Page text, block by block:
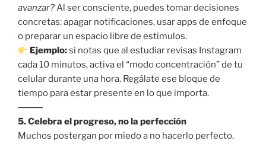
avanzar?Al ser consciente, puedes tomar decisiones
concretas: apagar notificaciones, usar apps de enfoque
o preparar un espacio libre de estímulos.
Ejemplo:si notas que al estudiar revisas Instagram
cada 10 minutos, activa el “modo concentración” de tu
celular durante una hora. Regálate ese bloque de
tiempo para estar presente en lo que importa.
⸻
5. Celebra el progreso, no la perfección
Muchos postergan por miedo a no hacerlo perfecto.